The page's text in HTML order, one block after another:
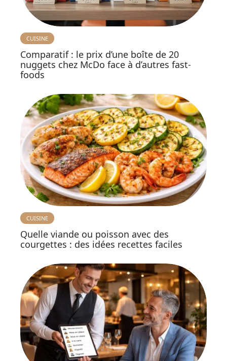
CUISINE
Comparatif : le prix d’une boîte de 20
nuggets chez McDo face à d’autres fast-
foods
CUISINE
Quelle viande ou poisson avec des
courgettes : des idées recettes faciles